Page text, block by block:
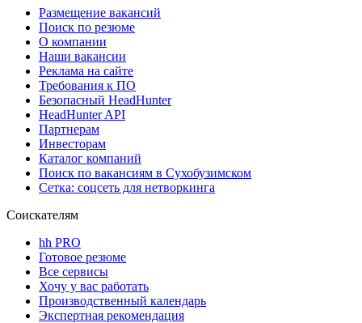
Размещение вакансий
Поиск по резюме
О компании
Наши вакансии
Реклама на сайте
Требования к ПО
Безопасный HeadHunter
HeadHunter API
Партнерам
Инвесторам
Каталог компаний
Поиск по вакансиям в Сухобузимском
Сетка: соцсеть для нетворкинга
Соискателям
hh PRO
Готовое резюме
Все сервисы
Хочу у вас работать
Производственный календарь
Экспертная рекомендация